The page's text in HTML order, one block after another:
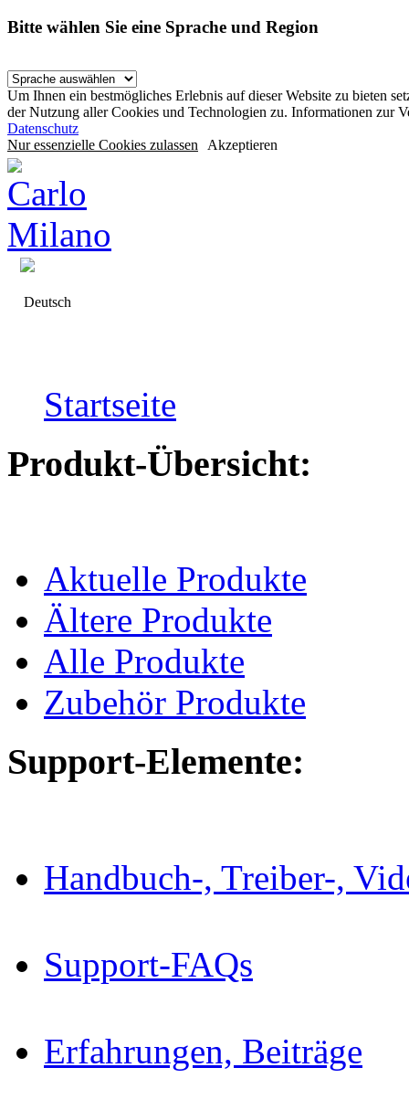
Bitte wählen Sie eine Sprache und Region
Um Ihnen ein bestmögliches Erlebnis auf dieser Website zu bieten
der Nutzung aller Cookies und Technologien zu. Informationen zur
Datenschutz
Nur essenzielle Cookies zulassen Akzeptieren
Deutsch
Startseite
Produkt-Übersicht:
Aktuelle Produkte
Ältere Produkte
Alle Produkte
Zubehör Produkte
Support-Elemente:
Handbuch-, Treiber-,
Support-FAQs
Erfahrungen, Beiträge